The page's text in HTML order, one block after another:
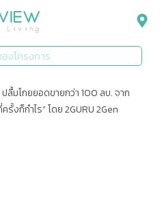
ปลื้มโกยยอดขายกว่า 100 ลบ. จาก
งก็กำไร” โดย 2GURU 2Gen